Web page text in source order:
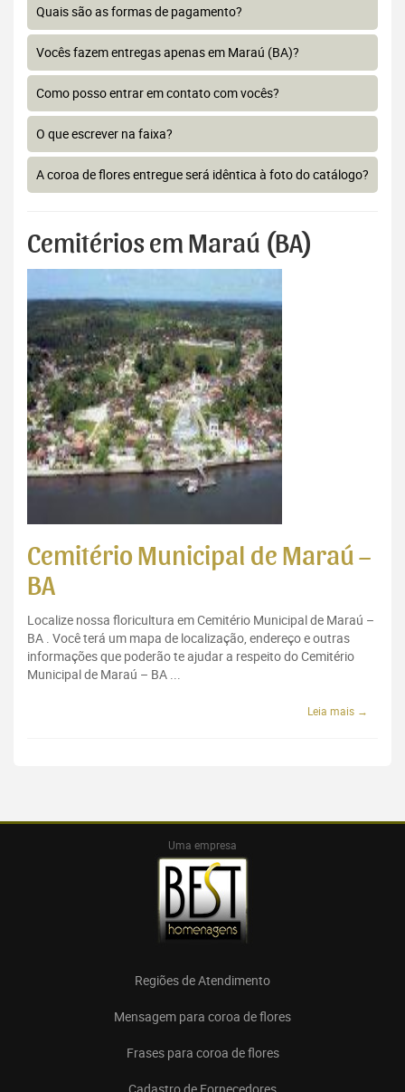
Quais são as formas de pagamento?
Vocês fazem entregas apenas em Maraú (BA)?
Como posso entrar em contato com vocês?
O que escrever na faixa?
A coroa de flores entregue será idêntica à foto do catálogo?
Cemitérios em Maraú (BA)
Cemitério Municipal de Maraú –
BA
Localize nossa floricultura em Cemitério Municipal de Maraú –
BA . Você terá um mapa de localização, endereço e outras
informações que poderão te ajudar a respeito do Cemitério
Municipal de Maraú – BA ...
Leia mais →
Uma empresa
Regiões de Atendimento
Mensagem para coroa de flores
Frases para coroa de flores